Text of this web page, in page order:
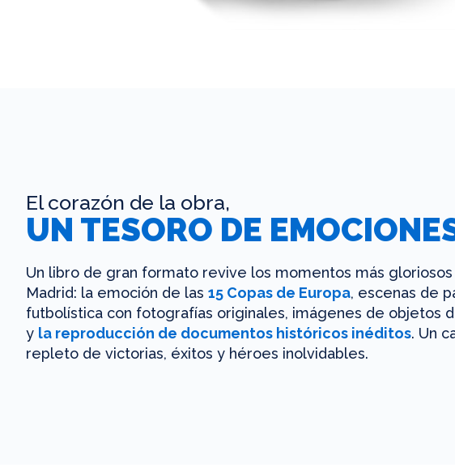
El corazón de la obra,
UN TESORO DE
Un libro de gran formato revive los momentos más
Madrid: la emoción de las 15 Copas de Europa, escenas de
futbolística con fotografías originales, imágenes de objetos
y la reproducción de documentos históricos inéditos. Un
repleto de victorias, éxitos y héroes inolvidables.